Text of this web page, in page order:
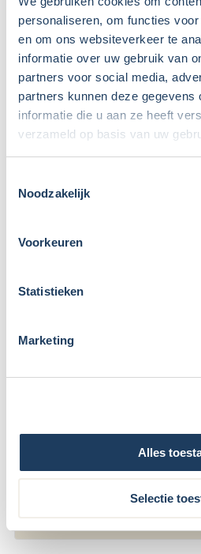
personaliseren, om functies
en om ons websiteverkeer te
informatie over uw gebruik van
partners voor social media,
partners kunnen deze gegevens
informatie die u aan ze heeft
verzameld op basis van uw
Noodzakelijk
Voorkeuren
Statistieken
Marketing
Alles
Selectie
Contact
Neem gerust contact met ons op
Onze ondernemingsrechtjuristen
het begeleiden van
advisering daarin. Ook voor
je bij ons terecht. Wij helpen